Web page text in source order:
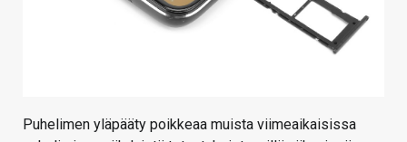
Puhelimen yläpääty poikkeaa muista viimeaikaisissa